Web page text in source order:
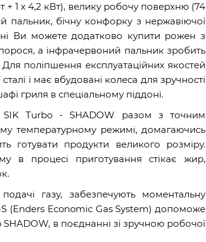
+ 1 x 4,2 кВт), велику робочу поверхню (74
пальник, бічну конфорку з нержавіючої
Ви можете додатково купити рожен з
а інфрачервоний пальник зробить
поліпшення експлуатаційних якостей
і має вбудовані колеса для зручності
гриля в спеціальному піддоні.
SIK Turbo - SHADOW разом з точним
температурному режимі, домагаючись
продукти великого розміру.
в процесі приготування стікає жир,
газу, забезпечують моментальну
(Enders Economic Gas System) допоможе
в поєднанні зі зручною робочої